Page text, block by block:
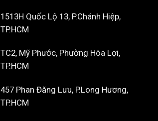
1513H Quốc Lộ 13, P.Chánh Hiệp,
TP.HCM
TC2, Mỹ Phước, Phường Hòa Lợi,
TP.HCM
457 Phan Đăng Lưu, P.Long Hương,
TP.HCM